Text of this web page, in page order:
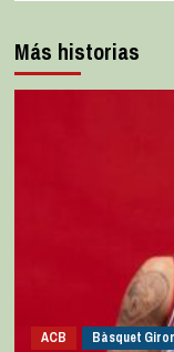
Más historias
ACB Bàsquet